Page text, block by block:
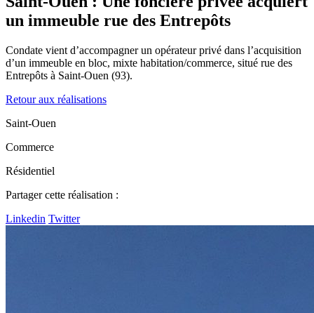
un immeuble rue des Entrepôts
Condate vient d’accompagner un opérateur privé dans l’acquisition
d’un immeuble en bloc, mixte habitation/commerce, situé rue des
Entrepôts à Saint-Ouen (93).
Retour aux réalisations
Saint-Ouen
Commerce
Résidentiel
Partager cette réalisation :
Linkedin Twitter